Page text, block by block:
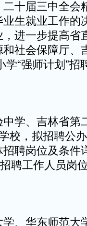
十届三中全会
生就业工作的
进一步提高省
社会保障厅、
“强师计划”招
学、吉林省第
校，拟招聘公
聘岗位及条件
聘工作人员岗
、华东师范大